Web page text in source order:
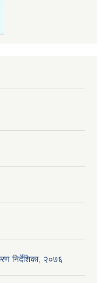
निर्देशिका, २०७६